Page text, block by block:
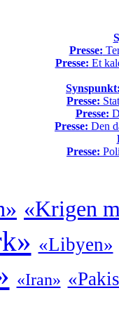
Presse:
Presse: Et
Synspunkt:
Presse:
Presse:
Presse: Den
Presse:
«Krigen
«Libyen»
«Iran»